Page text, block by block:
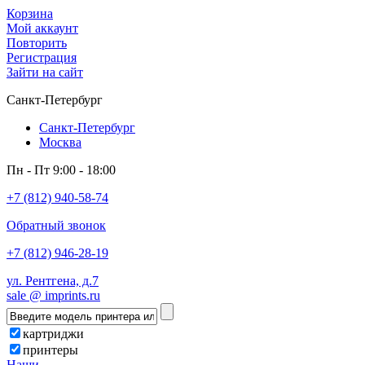
Корзина
Мой аккаунт
Повторить
Регистрация
Зайти на сайт
Санкт-Петербург
Санкт-Петербург
Москва
Пн - Пт 9:00 - 18:00
+7 (812) 940-58-74
Обратный звонок
+7 (812) 946-28-19
ул. Рентгена, д.7
sale @ imprints.ru
картриджи
принтеры